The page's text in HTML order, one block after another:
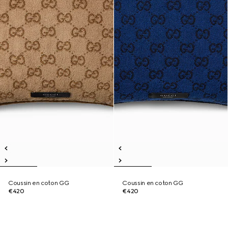
Coussin en coton GG
€420
Coussin en coton GG
€420